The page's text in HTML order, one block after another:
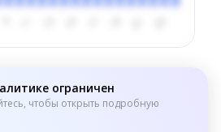
ограничен
чтобы открыть подробную